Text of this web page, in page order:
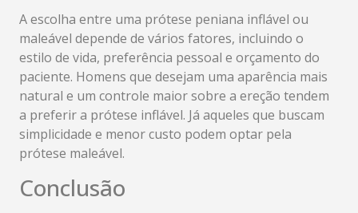
A escolha entre uma prótese peniana inflável ou
maleável depende de vários fatores, incluindo o
estilo de vida, preferência pessoal e orçamento do
paciente. Homens que desejam uma aparência mais
natural e um controle maior sobre a ereção tendem
a preferir a prótese inflável. Já aqueles que buscam
simplicidade e menor custo podem optar pela
prótese maleável.
Conclusão